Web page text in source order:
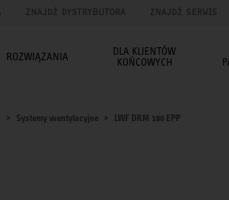
ZNAJDŹ DYSTRYBUTORA ZNAJDŹ SERWIS
ROZWIĄZANIA
DLA KLIENTÓW
KOŃCOWYCH
Systemy wentylacyjne LWF DRM 180 EPP